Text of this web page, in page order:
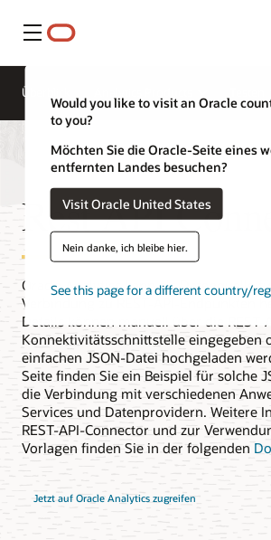
Menü
Would you like to visit an Oracle
to you?
Möchten Sie die Oracle-Seite eines
entfernten Landes besuchen?
Visit Oracle United States
Nein danke, ich bleibe hier.
See this page for a different country/
Überblick
Rest API
Oracle Analytics kann als Datenquelle
Verbindung zu REST-API-Endpunkten
Details können manuell über die REST-
Konnektivitätsschnittstelle eingegeben
einfachen JSON-Datei hochgeladen
Seite finden Sie ein Beispiel für solche
die Verbindung mit verschiedenen
Services und Datenprovidern. Weitere
REST-API-Connector und zur
Vorlagen finden Sie in der folgenden
Jetzt auf Oracle Analytics zugreifen